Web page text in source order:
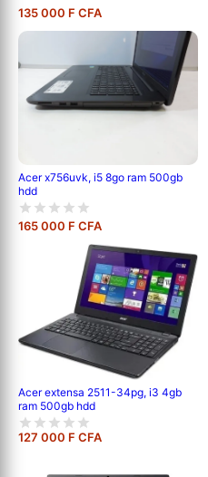
135 000 F CFA
Acer x756uvk, i5 8go ram 500gb
hdd
165 000 F CFA
Acer extensa 2511-34pg, i3 4gb
ram 500gb hdd
127 000 F CFA